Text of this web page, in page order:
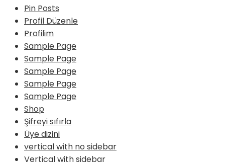
Pin Posts
Profil Düzenle
Profilim
Sample Page
Sample Page
Sample Page
Sample Page
Sample Page
Shop
Şifreyi sıfırla
Üye dizini
vertical with no sidebar
Vertical with sidebar